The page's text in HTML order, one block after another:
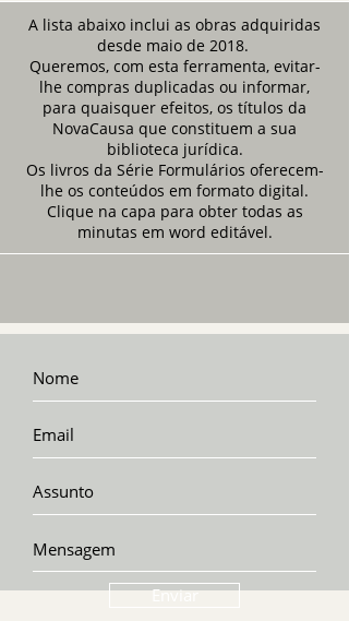
A lista abaixo inclui as obras adquiridas
desde maio de 2018.
Queremos, com esta ferramenta, evitar-
lhe compras duplicadas ou informar,
para quaisquer efeitos, os títulos da
NovaCausa que constituem a sua
biblioteca jurídica.
Os livros da Série Formulários oferecem-
lhe os conteúdos em formato digital.
Clique na capa para obter todas as
minutas em word editável.
Enviar